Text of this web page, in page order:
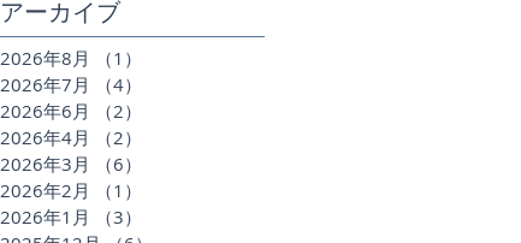
アーカイブ
2026年8月 （1）
2026年7月
（4）
2026年6月
（2）
2026年4月
（2）
2026年3月
（6）
2026年2月
（1）
2026年1月
（3）